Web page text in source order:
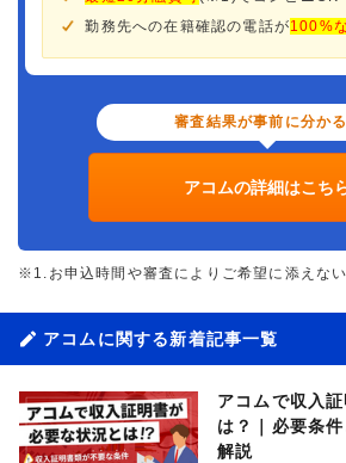
勤務先への在籍確認の電話が100%
審査結果が事前に分か
アコムの詳細はこち
※1.お申込時間や審査によりご希望に添えない
アコムに関する新着記事一覧
アコムで収入
は？｜必要条
解説